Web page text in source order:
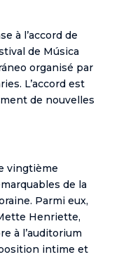
à l’accord de
de Música
organisé par
L’accord est
de nouvelles
vingtième
de la
Parmi eux,
Henriette,
à l’auditorium
intime et